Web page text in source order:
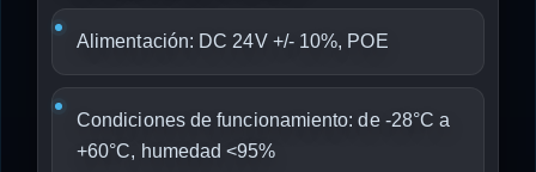
Alimentación: DC 24V +/- 10%, POE
Condiciones de funcionamiento: de -28°C a
+60°C, humedad <95%